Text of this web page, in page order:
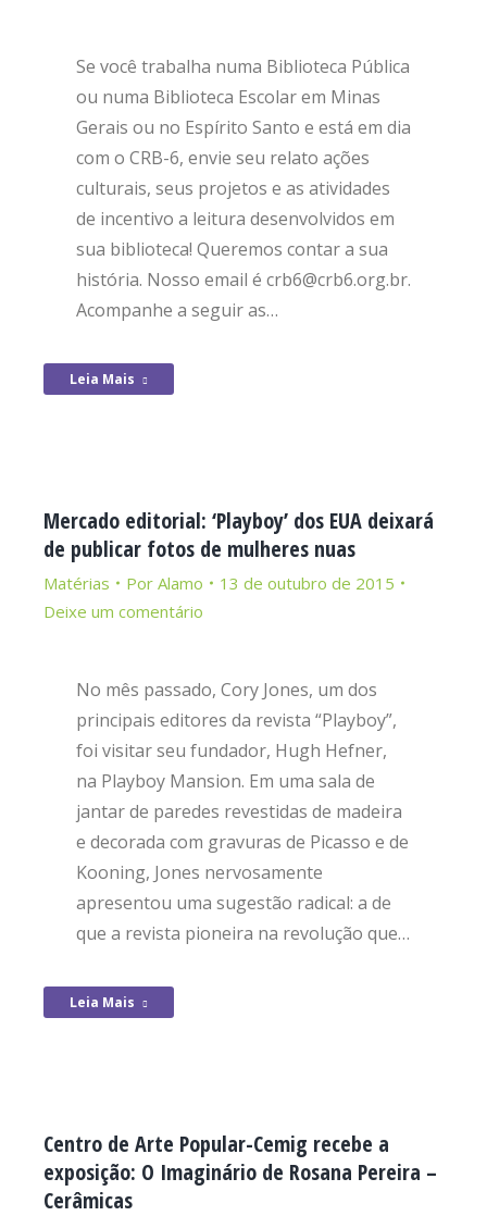
Se você trabalha numa Biblioteca Pública
ou numa Biblioteca Escolar em Minas
Gerais ou no Espírito Santo e está em dia
com o CRB-6, envie seu relato ações
culturais, seus projetos e as atividades
de incentivo a leitura desenvolvidos em
sua biblioteca! Queremos contar a sua
história. Nosso email é crb6@crb6.org.br.
Acompanhe a seguir as…
Leia Mais
Mercado editorial: ‘Playboy’ dos EUA deixará
de publicar fotos de mulheres nuas
Matérias Por Alamo
13 de outubro de 2015
Deixe um comentário
No mês passado, Cory Jones, um dos
principais editores da revista “Playboy”,
foi visitar seu fundador, Hugh Hefner,
na Playboy Mansion. Em uma sala de
jantar de paredes revestidas de madeira
e decorada com gravuras de Picasso e de
Kooning, Jones nervosamente
apresentou uma sugestão radical: a de
que a revista pioneira na revolução que…
Leia Mais
Centro de Arte Popular-Cemig recebe a
exposição: O Imaginário de Rosana Pereira –
Cerâmicas